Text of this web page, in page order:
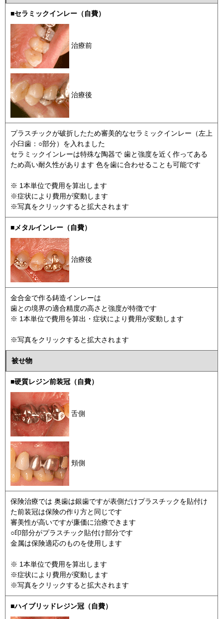
■セラミックインレー（自費）
治療前
治療後
プラスチックが破折したため審美的なセラミックインレー（左上
小臼歯：○部分）を入れました
セラミックインレーは特殊な陶器で 歯と強度を近く作ってある
ため高い耐久性があります 色を歯に合わせることも可能です
※ 1本単位で費用を算出します
※症状により費用が変動します
※写真をクリックすると拡大されます
■メタルインレー（自費）
治療後
金合金で作る鋳造インレーは
歯との境界の適合精度の高さと強度が特徴です
※ 1本単位で費用を算出・症状により費用が変動します
※写真をクリックすると拡大されます
被せ物
■硬質レジン前装冠（自費）
舌側
頬側
保険治療では 奥歯は銀歯ですが表側だけプラスチックを貼付け
た前装冠は保険の作り方と同じです
審美性が高いですが廉価に治療できます
○印部分がプラスチック貼付け部分です
金属は保険適応のものを使用します
※ 1本単位で費用を算出します
※症状により費用が変動します
※写真をクリックすると拡大されます
■ハイブリッドレジン冠（自費）